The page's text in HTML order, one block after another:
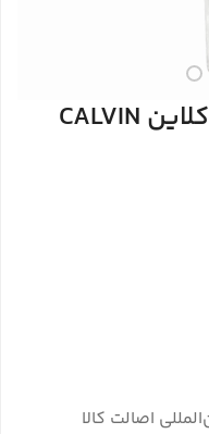
ساعت مچی زنانه کلوین کلاین CALVIN
اصالت کالا